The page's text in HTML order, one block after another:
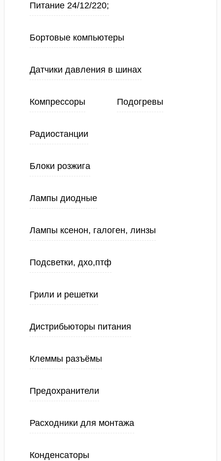
Питание 24/12/220;
Бортовые компьютеры
Датчики давления в шинах
Компрессоры Подогревы
Радиостанции
Блоки розжига
Лампы диодные
Лампы ксенон, галоген, линзы
Подсветки, дхо,птф
Грили и решетки
Дистрибьюторы питания
Клеммы разъёмы
Предохранители
Расходники для монтажа
Конденсаторы